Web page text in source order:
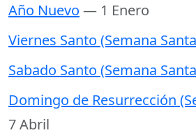
Año Nuevo — 1 Enero
Viernes Santo (Semana
Sabado Santo (Semana
Domingo de Resurrección
7 Abril